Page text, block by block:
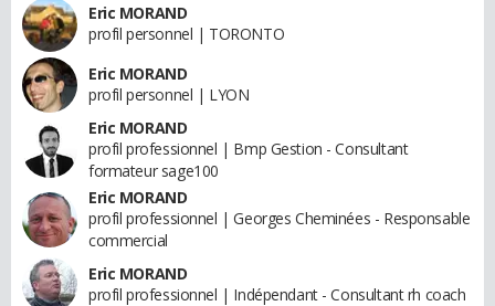
Eric MORAND
profil personnel | TORONTO
Eric MORAND
profil personnel | LYON
Eric MORAND
profil professionnel | Bmp Gestion - Consultant
formateur sage100
Eric MORAND
profil professionnel | Georges Cheminées - Responsable
commercial
Eric MORAND
profil professionnel | Indépendant - Consultant rh coach